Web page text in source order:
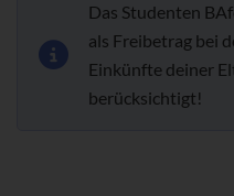
Das Studenten
als Freibetrag bei
Einkünfte deiner
berücksichtigt!